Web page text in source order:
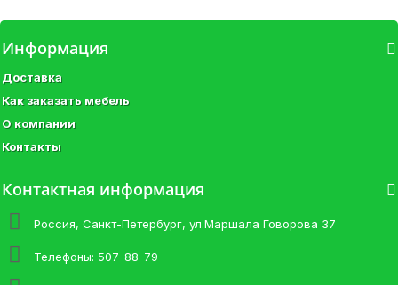
Стол журнальный раскладной Глория 601 дуб...
Диван Петербург 2 серая рогожка...
Информация
Доставка
Как заказать мебель
О компании
Контакты
Контактная информация
Россия, Санкт-Петербург, ул.Маршала Говорова 37
Телефоны: 507-88-79